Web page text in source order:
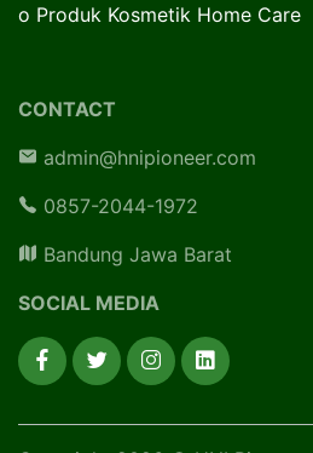
o Produk Kosmetik Home Care
CONTACT
admin@hnipioneer.com
0857-2044-1972
Bandung Jawa Barat
SOCIAL MEDIA